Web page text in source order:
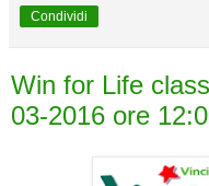
Condividi
Win for Life
03-2016 ore